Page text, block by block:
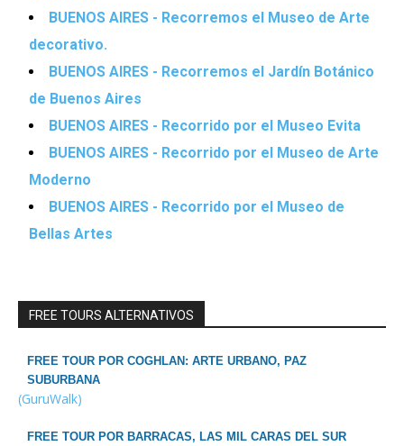
BUENOS AIRES - Recorremos el Museo de Arte
decorativo.
BUENOS AIRES - Recorremos el Jardín Botánico
de Buenos Aires
BUENOS AIRES - Recorrido por el Museo Evita
BUENOS AIRES - Recorrido por el Museo de Arte
Moderno
BUENOS AIRES - Recorrido por el Museo de
Bellas Artes
FREE TOURS ALTERNATIVOS
FREE TOUR POR COGHLAN: ARTE URBANO, PAZ
SUBURBANA
(GuruWalk)
FREE TOUR POR BARRACAS, LAS MIL CARAS DEL SUR